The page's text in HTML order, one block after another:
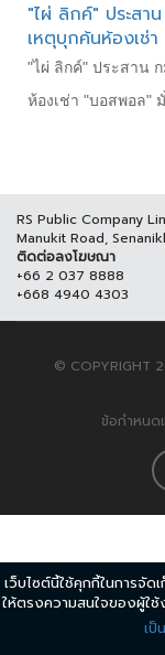
"ไผ่ ลิกค์" ประสา
เหตุบุกค้นห้องเช่
"ไผ่ ลิกค์" ประสาน​
ห้องเช่า "บอสพอล"
RS Public Company
Manukit Road,
ติดต่อลงโฆษณา
+66 2 037 8888
+668 4940 4303
© COPYRIGHT
ข้อกำหนด
เว็บไซต์นี้ใช้คุกกี้ในการจั
ให้ตรงความสนใจของผู้ใ
เป็